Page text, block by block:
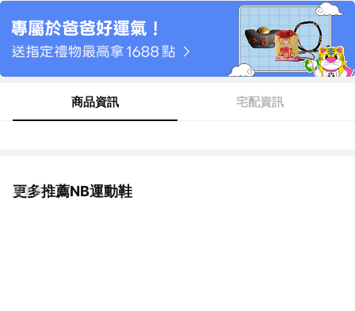
商品資訊 宅配資訊
更多推薦NB運動鞋
看更多